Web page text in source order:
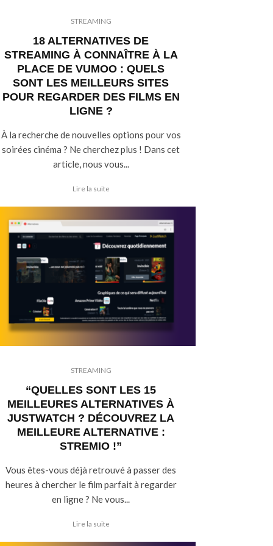
STREAMING
18 ALTERNATIVES DE
STREAMING À CONNAÎTRE À LA
PLACE DE VUMOO : QUELS
SONT LES MEILLEURS SITES
POUR REGARDER DES FILMS EN
LIGNE ?
À la recherche de nouvelles options pour vos
soirées cinéma ? Ne cherchez plus ! Dans cet
article, nous vous...
Lire la suite
STREAMING
“QUELLES SONT LES 15
MEILLEURES ALTERNATIVES À
JUSTWATCH ? DÉCOUVREZ LA
MEILLEURE ALTERNATIVE :
STREMIO !”
Vous êtes-vous déjà retrouvé à passer des
heures à chercher le film parfait à regarder
en ligne ? Ne vous...
Lire la suite